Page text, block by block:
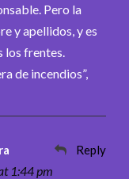
Pero la
y apellidos, y es
los frentes.
de incendios”,
1:44 pm
Reply